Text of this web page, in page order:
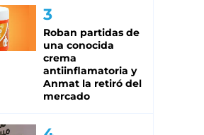
Roban partidas de
una conocida
crema
antiinflamatoria y
Anmat la retiró del
mercado